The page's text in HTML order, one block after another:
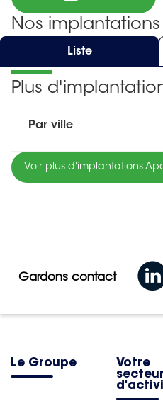
Nos
Liste
Plus
Par ville
Voir plus d'implantations
Gardons contact
Le Groupe Votre
secteur